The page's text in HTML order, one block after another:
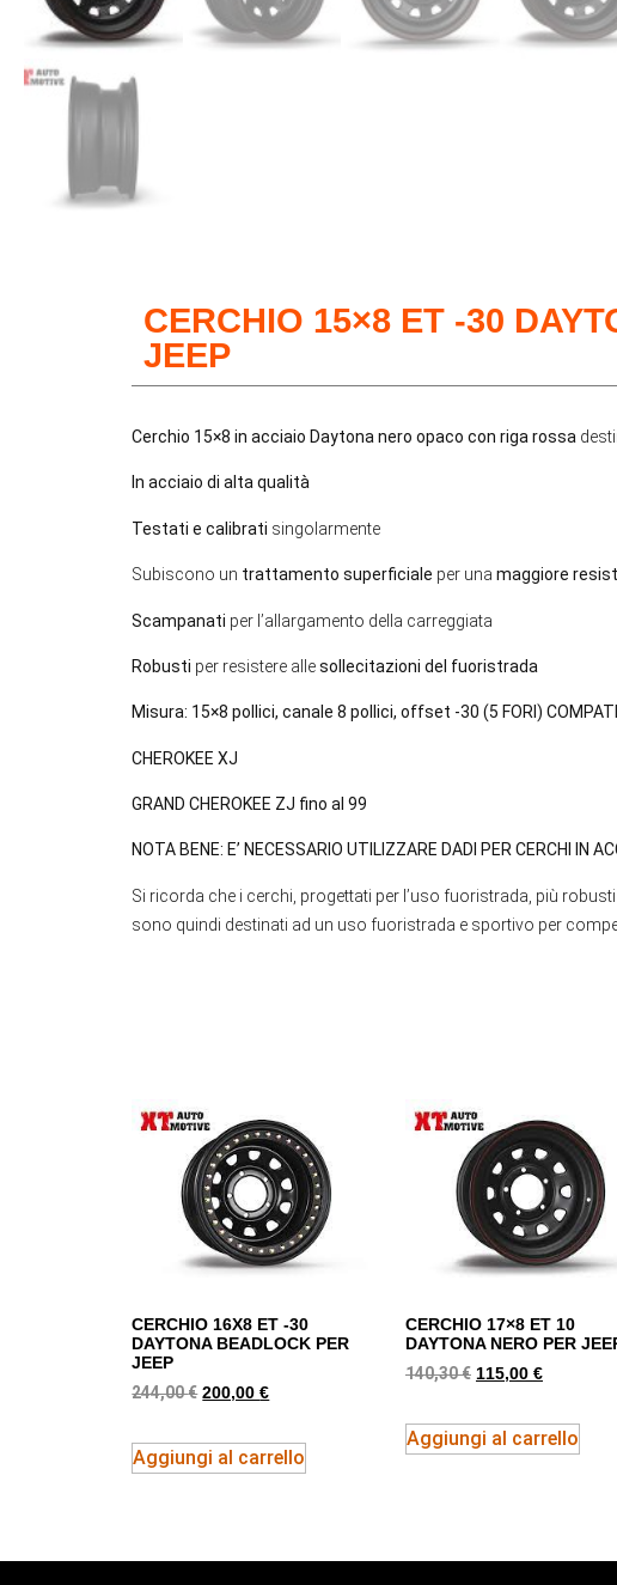
CERCHIO 15×8 ET -30
JEEP
Cerchio 15×8 in acciaio Daytona nero opaco con riga rossa
In acciaio di alta qualità
Testati e calibrati singolarmente
Subiscono un trattamento superficiale per una maggiore
Scampanati per l’allargamento della carreggiata
Robusti per resistere allesollecitazioni del fuoristrada
Misura: 15×8 pollici, canale 8 pollici, offset -30 (5 FORI)
CHEROKEE XJ
GRAND CHEROKEE ZJ fino al 99
NOTA BENE: E’ NECESSARIO UTILIZZARE DADI PER CERCHI IN
Si ricorda che i cerchi, progettati per l’uso fuoristrada, più
sono quindi destinati ad un uso fuoristrada e sportivo per
CERCHIO 16X8 ET -30
DAYTONA BEADLOCK PER
JEEP
244,00€ 200,00€
Aggiungi al carrello
CERCHIO 17×8 ET 10
DAYTONA NERO PER
140,30€ 115,00 €
Aggiungi al carrello